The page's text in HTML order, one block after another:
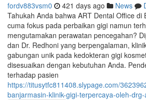
fordv883vsm0 421 days ago News
Tahukah Anda bahwa ART Dental Office di
cuma fokus pada perbaikan gigi namun
mengutamakan perawatan pencegahan?
dan Dr. Redhoni yang berpengalaman,
gabungan unik pada kedokteran gigi
disesuaikan dengan kebutuhan Anda.
terhadap pasien
https://titusytfc811408.slypage.com/
banjarmasin-klinik-gigi-terpercaya-oleh-